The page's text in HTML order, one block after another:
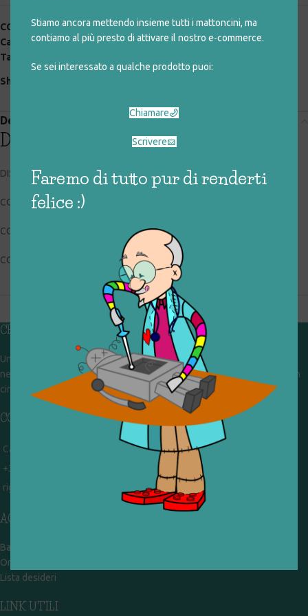
Stiamo ancora mettendo insieme tutti i mattoncini, ma
contiamo al più presto di attivare il nostro e-commerce.
Se sei interessato a qualche prodotto puoi:
Chiamare
Scrivere
Faremo di tutto pur di renderti
felice :)
COD:
091_1_029
Categorie:digitali , giocattoli rigenerati
Tag:
Share:
Descrizione
Descrizione
DISNEY DVD – Z3 DV 01910
CODICE RIGIOCATTOLO: 091_1_029
CONDIZIONI: buone
COLLOCAZIONE: BOX1
CHI SIAMO
Un gruppo di volontari che sognano di diventare un centro del riuso e
nel frattempo ricevono in dono giocattoli, li riparano e li reimmettono in
circolazione. Operiamo per un'economia civile, circolare e sostenibile.
CONTATTI
Campobasso - via Garibaldi 51
+39 328 767 9587
rigiocattolocb@gmail.com
ACCOUNT
Bacheca
Ordini
Lista desideri
LINK UTILI